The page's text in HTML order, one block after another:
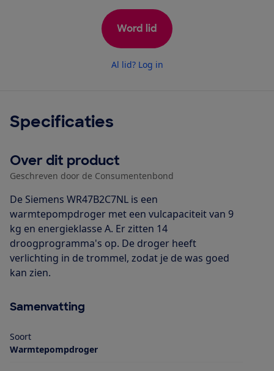
Word lid
Al lid? Log in
Specificaties
Over dit product
Geschreven door de Consumentenbond
De Siemens WR47B2C7NL is een
warmtepompdroger met een vulcapaciteit van 9
kg en energieklasse A. Er zitten 14
droogprogramma's op. De droger heeft
verlichting in de trommel, zodat je de was goed
kan zien.
Samenvatting
Soort
Warmtepompdroger